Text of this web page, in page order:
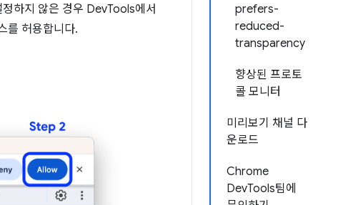
prefers-
reduced-
transparency
향상된 프로토
콜 모니터
미리보기 채널 다
운로드
Chrome
DevTools팀에
하지 않은 경우 DevTools에서
를 허용합니다.